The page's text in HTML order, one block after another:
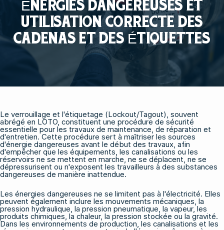
ÉNERGIES DANGEREUSES ET
UTILISATION CORRECTE DES
CADENAS ET DES ÉTIQUETTES
Le verrouillage et l'étiquetage (Lockout/Tagout), souvent
abrégé en LOTO, constituent une procédure de sécurité
essentielle pour les travaux de maintenance, de réparation et
d'entretien. Cette procédure sert à maîtriser les sources
d'énergie dangereuses avant le début des travaux, afin
d'empêcher que les équipements, les canalisations ou les
réservoirs ne se mettent en marche, ne se déplacent, ne se
dépressurisent ou n'exposent les travailleurs à des substances
dangereuses de manière inattendue.
Les énergies dangereuses ne se limitent pas à l'électricité. Elles
peuvent également inclure les mouvements mécaniques, la
pression hydraulique, la pression pneumatique, la vapeur, les
produits chimiques, la chaleur, la pression stockée ou la gravité.
Dans les environnements de production, les canalisations et les